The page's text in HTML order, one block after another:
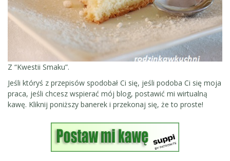
Z “Kwestii Smaku”.
Jeśli któryś z przepisów spodobał Ci się, jeśli podoba Ci się moja
praca, jeśli chcesz wspierać mój blog, postawić mi wirtualną
kawę. Kliknij poniższy banerek i przekonaj się, że to proste!